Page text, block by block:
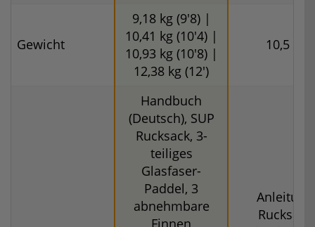
Gewicht
9,18 kg (9'8) |
10,41 kg (10'4) |
10,93 kg (10'8) |
12,38 kg (12')
10,5 kg
Handbuch
(Deutsch), SUP
Rucksack, 3-
teiliges
Glasfaser-
Paddel, 3
abnehmbare
Finnen
Anleitung,
Rucksack,